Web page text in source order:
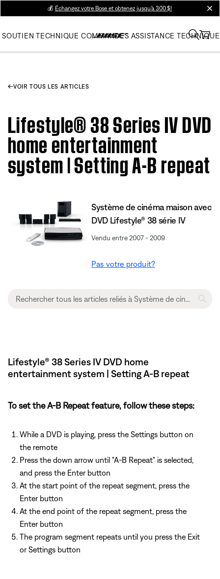
💰 Échangez votre Bose et obtenez jusqu’à 300 $!
SOUTIEN TECHNIQUE COMMANDES ASSISTANCE TECHNIQUE
VOIR TOUS LES ARTICLES
Lifestyle® 38 Series IV DVD
home entertainment
system | Setting A-B repeat
Système de cinéma maison avec
DVD Lifestyle® 38 série IV
Vendu entre 2007 - 2009
Pas votre produit?
Lifestyle® 38 Series IV DVD home
entertainment system | Setting A-B repeat
To set the A-B Repeat feature, follow these steps:
While a DVD is playing, press the Settings button on
the remote
Press the down arrow until "A-B Repeat" is selected,
and press the Enter button
At the start point of the repeat segment, press the
Enter button
At the end point of the repeat segment, press the
Enter button
The program segment repeats until you press the Exit
or Settings button